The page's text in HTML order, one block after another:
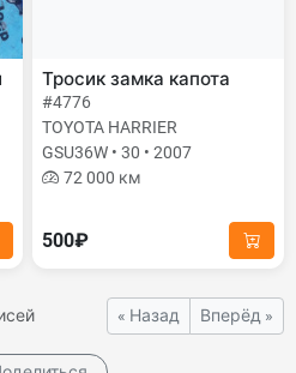
Тросик замка капота
#4776
TOYOTA HARRIER
GSU36W • 30 • 2007
72 000 км
500₽
« Назад Вперёд »